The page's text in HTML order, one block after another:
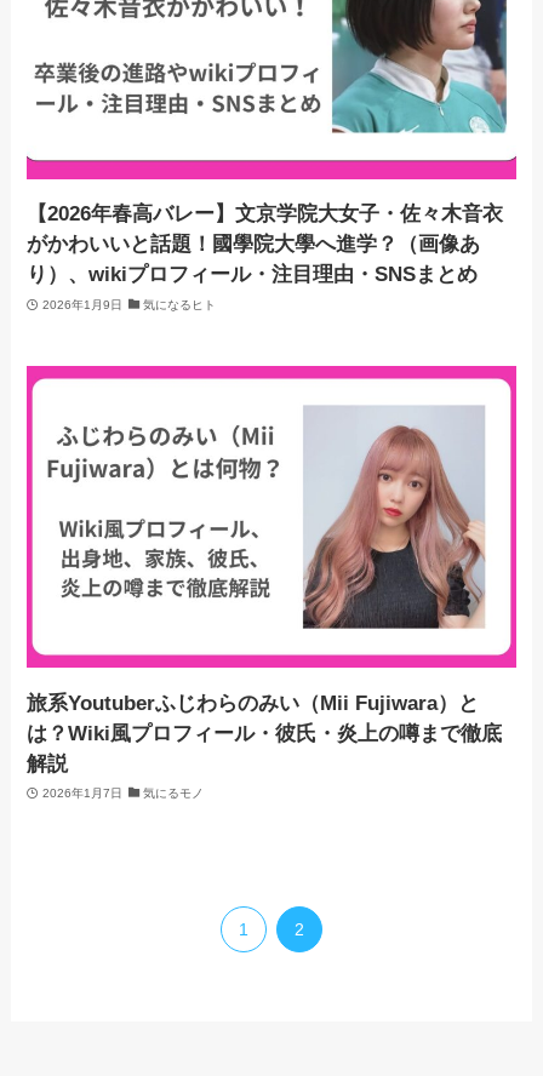
【2026年春高バレー】文京学院大女子・佐々木音衣
がかわいいと話題！國學院大學へ進学？（画像あ
り）、wikiプロフィール・注目理由・SNSまとめ
2026年1月9日 気になるヒト
旅系Youtuberふじわらのみい（Mii Fujiwara）と
は？Wiki風プロフィール・彼氏・炎上の噂まで徹底
解説
2026年1月7日 気にるモノ
1 2